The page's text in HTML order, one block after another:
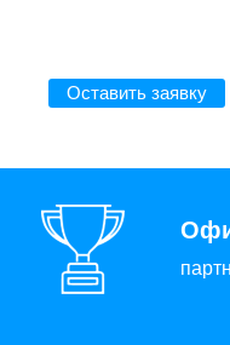
Оставить заявку